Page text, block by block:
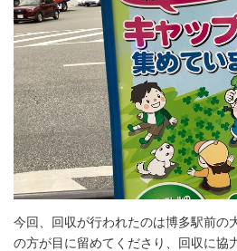
今回、回収が行われたのは博多駅前の
の方が目に留めてくださり、回収に協